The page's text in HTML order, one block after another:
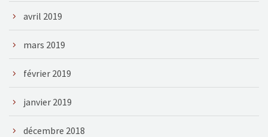
avril 2019
mars 2019
février 2019
janvier 2019
décembre 2018